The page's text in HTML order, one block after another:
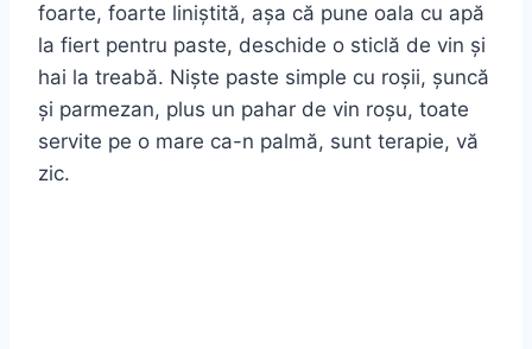
foarte, foarte liniștită, așa că pune oala cu apă
la fiert pentru paste, deschide o sticlă de vin și
hai la treabă. Niște paste simple cu roșii, șuncă
și parmezan, plus un pahar de vin roșu, toate
servite pe o mare ca-n palmă, sunt terapie, vă
zic.